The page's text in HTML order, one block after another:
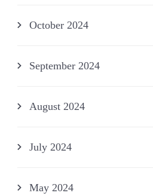
October 2024
September 2024
August 2024
July 2024
May 2024